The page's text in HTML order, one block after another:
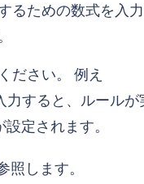
るための数式を入
ださい。 例え
力すると、ルールが
定されます。
します。